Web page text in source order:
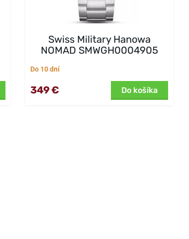
Swiss Military Hanowa
NOMAD SMWGH0004905
Do 10 dní
349 € Do košíka